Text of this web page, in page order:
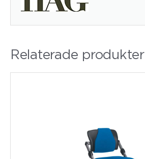
Relaterade produkter